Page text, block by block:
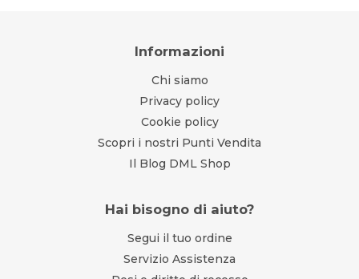
Informazioni
Chi siamo
Privacy policy
Cookie policy
Scopri i nostri Punti Vendita
Il Blog DML Shop
Hai bisogno di aiuto?
Segui il tuo ordine
Servizio Assistenza